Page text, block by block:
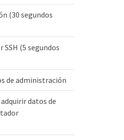
(30 segundos
SSH (5 segundos
de administración
datos de